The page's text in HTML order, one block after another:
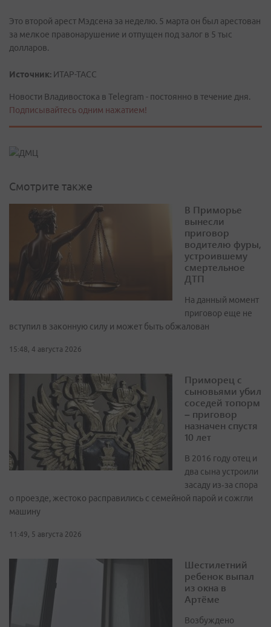
Это второй арест Мэдсена за неделю. 5 марта он был арестован
за мелкое правонарушение и отпущен под залог в 5 тыс
долларов.
Источник: ИТАР-ТАСС
Новости Владивостока в Telegram - постоянно в течение дня.
Подписывайтесь одним нажатием!
Смотрите также
В Приморье
вынесли
приговор
водителю фуры,
устроившему
смертельное
ДТП
На данный момент
приговор еще не
вступил в законную силу и может быть обжалован
15:48, 4 августа 2026
Приморец с
сыновьями убил
соседей топорм
– приговор
назначен спустя
10 лет
В 2016 году отец и
два сына устроили
засаду из‑за спора
о проезде, жестоко расправились с семейной парой и сожгли
машину
11:49, 5 августа 2026
Шестилетний
ребенок выпал
из окна в
Артёме
Возбуждено